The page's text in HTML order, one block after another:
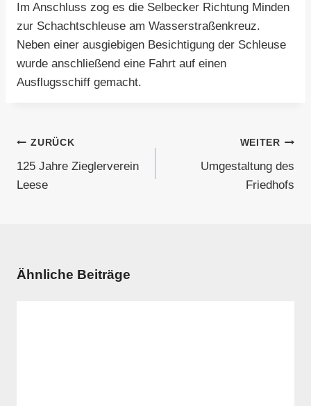
Im Anschluss zog es die Selbecker Richtung Minden
zur Schachtschleuse am Wasserstraßenkreuz.
Neben einer ausgiebigen Besichtigung der Schleuse
wurde anschließend eine Fahrt auf einen
Ausflugsschiff gemacht.
Beitragsnavigation
ZURÜCK
125 Jahre Zieglerverein
Leese
WEITER
Umgestaltung des
Friedhofs
Ähnliche Beiträge